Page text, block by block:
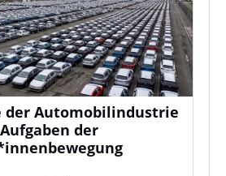
der Automobilindustrie
der